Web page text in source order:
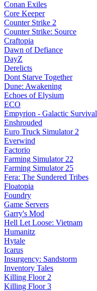
Conan Exiles
Core Keeper
Counter Strike 2
Counter Strike: Source
Craftopia
Dawn of Defiance
DayZ
Derelicts
Dont Starve Together
Dune: Awakening
Echoes of Elysium
ECO
Empyrion - Galactic Survival
Enshrouded
Euro Truck Simulator 2
Everwind
Factorio
Farming Simulator 22
Farming Simulator 25
Fera: The Sundered Tribes
Floatopia
Foundry
Game Servers
Garry's Mod
Hell Let Loose: Vietnam
Humanitz
Hytale
Icarus
Insurgency: Sandstorm
Inventory Tales
Killing Floor 2
Killing Floor 3